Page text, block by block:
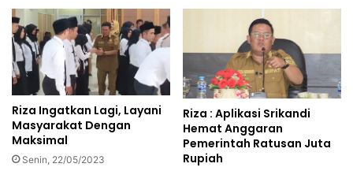
Riza Ingatkan Lagi, Layani
Masyarakat Dengan
Maksimal
Senin, 22/05/2023
Riza : Aplikasi Srikandi
Hemat Anggaran
Pemerintah Ratusan Juta
Rupiah